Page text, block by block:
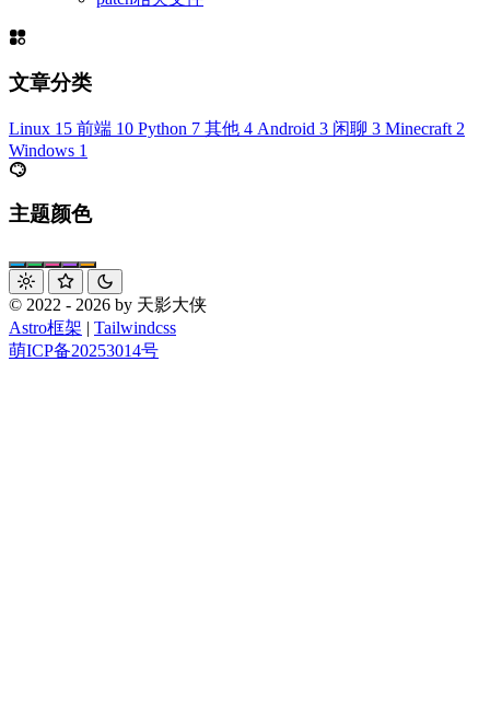
文章分类
Linux 15 前端 10 Python 7 其他 4 Android 3 闲聊 3 Minecraft 2
Windows 1
主题颜色
© 2022 - 2026 by 天影大侠
Astro框架 | Tailwindcss
萌ICP备20253014号